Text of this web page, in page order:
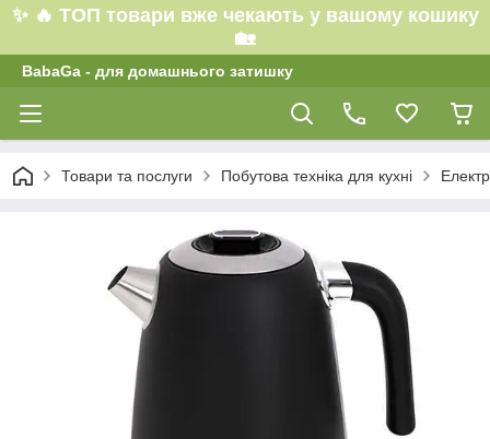
✨ 🔥 ТОП товари вже чекають у вашому кошику
🏡
BabaGa - для домашнього затишку
Товари та послуги Побутова техніка для кухні